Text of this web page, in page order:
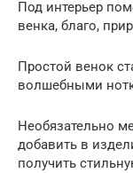
Под интерьер
венка, благо,
Простой венок
волшебными
Необязательно
добавить в
получить